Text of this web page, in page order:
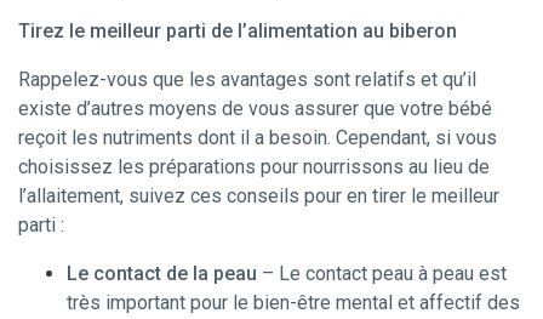
Tirez le meilleur parti de l’alimentation au biberon
Rappelez-vous que les avantages sont relatifs et qu’il
existe d’autres moyens de vous assurer que votre bébé
reçoit les nutriments dont il a besoin. Cependant, si vous
choisissez les préparations pour nourrissons au lieu de
l’allaitement, suivez ces conseils pour en tirer le meilleur
parti :
Le contact de la peau – Le contact peau à peau est
très important pour le bien-être mental et affectif des